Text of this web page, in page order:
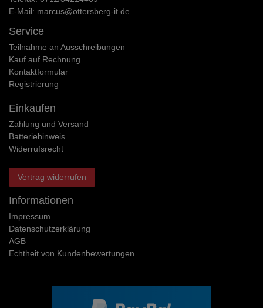
E-Mail: marcus@ottersberg-it.de
Service
Teilnahme an Ausschreibungen
Kauf auf Rechnung
Kontaktformular
Registrierung
Einkaufen
Zahlung und Versand
Batteriehinweis
Widerrufs­recht
Vertrag widerrufen
Informationen
Impressum
Daten­schutz­erklärung
AGB
Echtheit von Kundenbewertungen